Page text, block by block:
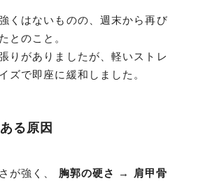
くはないものの、週末から再び
とのこと。
りがありましたが、軽いストレ
ズで即座に緩和しました。
る原因
が強く、 胸郭の硬さ → 肩甲骨